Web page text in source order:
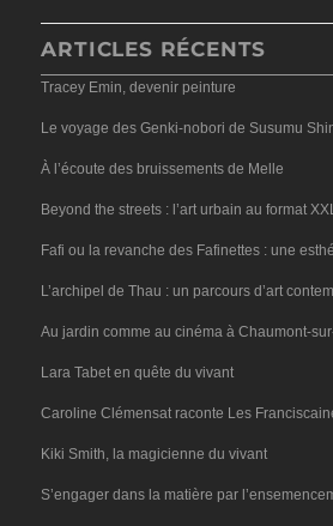
ARTICLES RÉCENTS
Tracey Emin, devenir peinture
Le voyage des Genki-nobori de Susumu
À l’écoute des bruissements de Melle
Beyond the streets : l’art urbain au format
Fafi ou la revanche des Fafinettes : une
L’archipel de Thau : un parcours d’art
Au jardin comme au cinéma à Chaumont-
Lara Tabet en quête du vivant
Caroline Clémensat raconte Les
Kiki Smith, la magicienne du vivant
S’engager dans la matière par